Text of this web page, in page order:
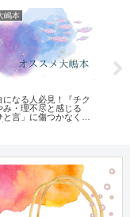
嶋本
になる人必見！『チク
み・理不尽と感じる
と言」に傷つかなくな